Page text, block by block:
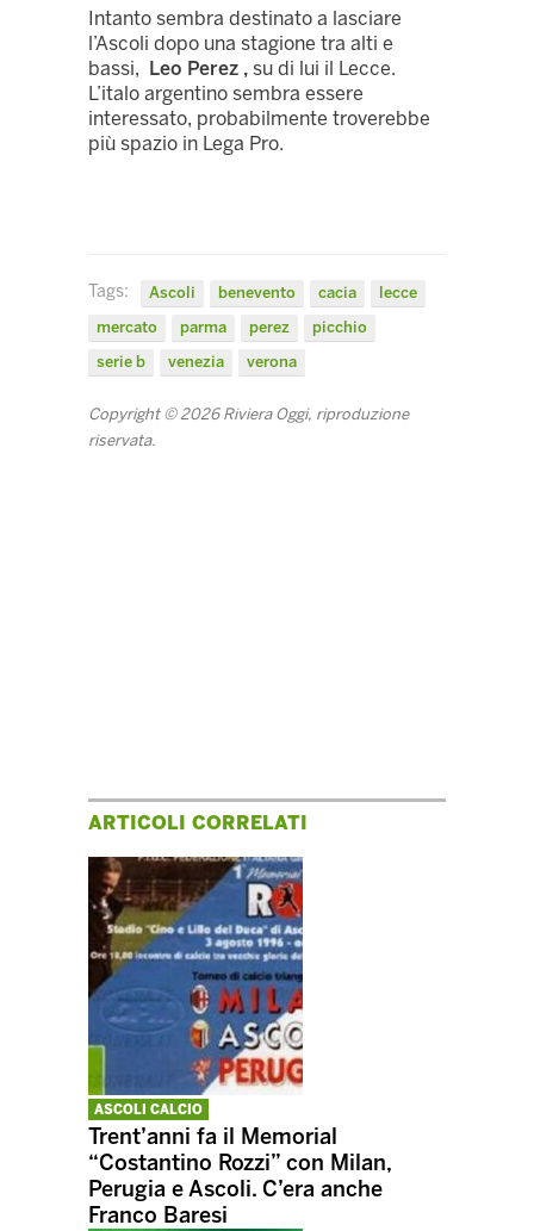
Intanto sembra destinato a lasciare
l’Ascoli dopo una stagione tra alti e
bassi,
Leo Perez , su di lui il Lecce.
L’italo argentino sembra essere
interessato, probabilmente troverebbe
più spazio in Lega Pro.
Tags: Ascoli benevento cacia
lecce
mercato
parma perez
picchio
serie b
venezia verona
Copyright © 2026 Riviera Oggi, riproduzione
riservata.
ARTICOLI CORRELATI
ASCOLI CALCIO
Trent’anni fa il Memorial
“Costantino Rozzi” con Milan,
Perugia e Ascoli. C’era anche
Franco Baresi